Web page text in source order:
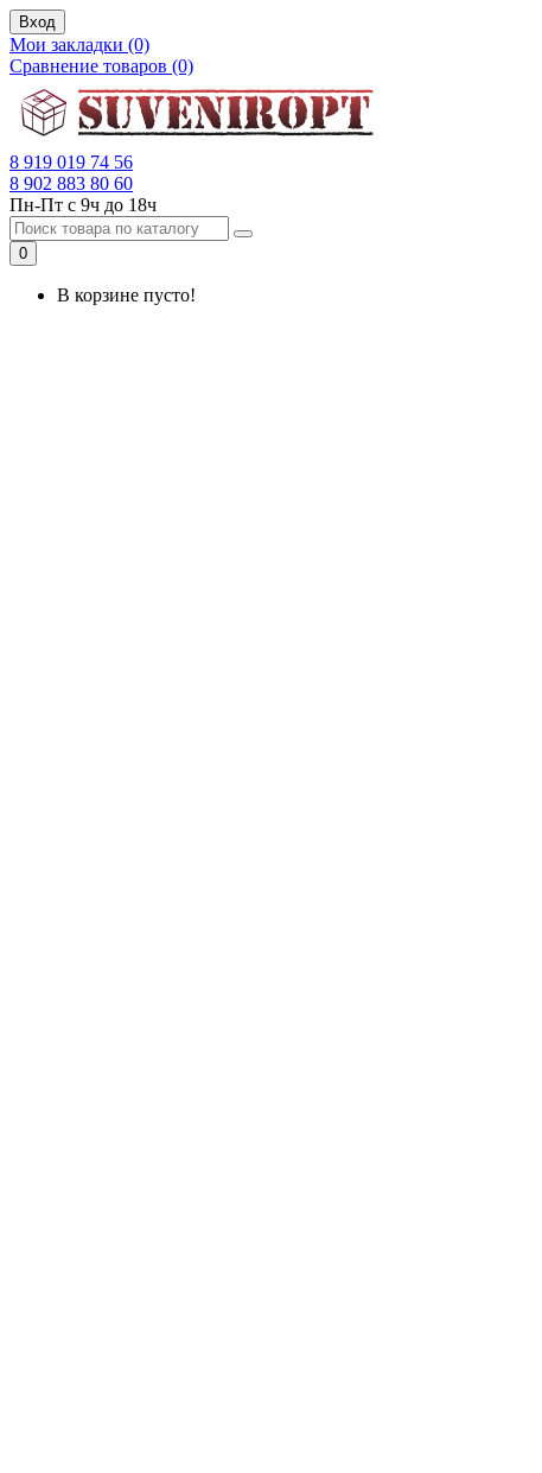
Вход
Мои закладки (0)
Сравнение товаров (0)
8 919 019 74 56
8 902 883 80 60
Пн-Пт с 9ч до 18ч
0
В корзине пусто!